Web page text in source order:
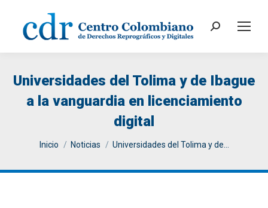
Search:
Universidades del Tolima y de Ibague
a la vanguardia en licenciamiento
digital
You are here:
Inicio Noticias Universidades del Tolima y de…